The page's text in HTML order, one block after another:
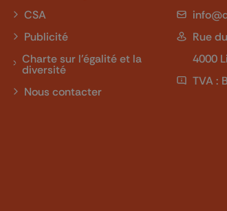
CSA
Publicité
Charte sur l'égalité et la
diversité
Nous contacter
Rue
4000
TVA :